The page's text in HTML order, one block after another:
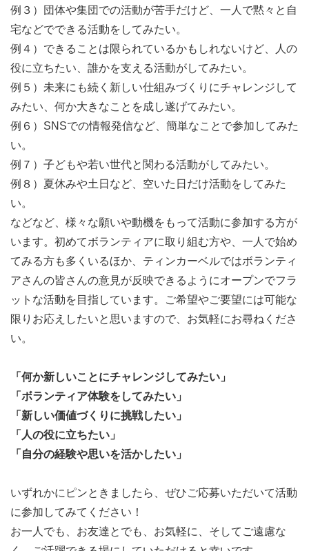
例３）団体や集団での活動が苦手だけど、一人で黙々と自
宅などでできる活動をしてみたい。
例４）できることは限られているかもしれないけど、人の
役に立ちたい、誰かを支える活動がしてみたい。
例５）未来にも続く新しい仕組みづくりにチャレンジして
みたい、何か大きなことを成し遂げてみたい。
例６）SNSでの情報発信など、簡単なことで参加してみた
い。
例７）子どもや若い世代と関わる活動がしてみたい。
例８）夏休みや土日など、空いた日だけ活動をしてみた
い。
などなど、様々な願いや動機をもって活動に参加する方が
います。初めてボランティアに取り組む方や、一人で始め
てみる方も多くいるほか、ティンカーベルではボランティ
アさんの皆さんの意見が反映できるようにオープンでフラ
ットな活動を目指しています。ご希望やご要望には可能な
限りお応えしたいと思いますので、お気軽にお尋ねくださ
い。
「何か新しいことにチャレンジしてみたい」
「ボランティア体験をしてみたい」
「新しい価値づくりに挑戦したい」
「人の役に立ちたい」
「自分の経験や思いを活かしたい」
いずれかにピンときましたら、ぜひご応募いただいて活動
に参加してみてください！
お一人でも、お友達とでも、お気軽に、そしてご遠慮な